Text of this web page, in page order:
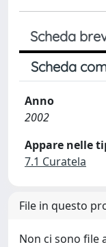
Scheda
Scheda
Anno
2002
Appare nelle
7.1 Curatela
File in questo
Non ci sono file